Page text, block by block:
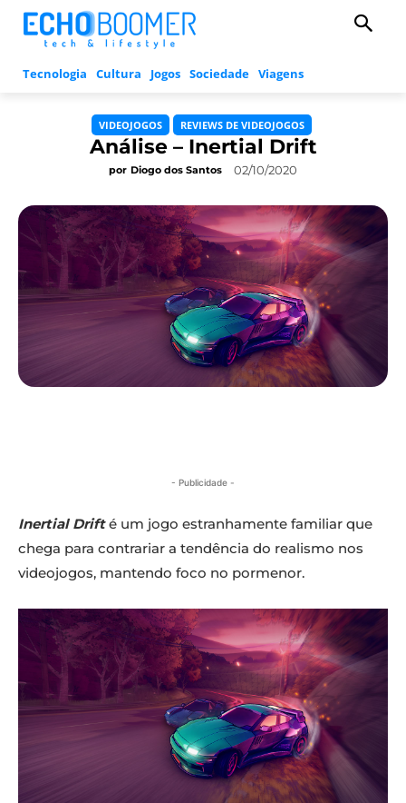
Tecnologia Cultura Jogos Sociedade Viagens
VIDEOJOGOS REVIEWS DE VIDEOJOGOS
Análise – Inertial Drift
por Diogo dos Santos 02/10/2020
- Publicidade -
Inertial Drifté um jogo estranhamente familiar que
chega para contrariar a tendência do realismo nos
videojogos, mantendo foco no pormenor.